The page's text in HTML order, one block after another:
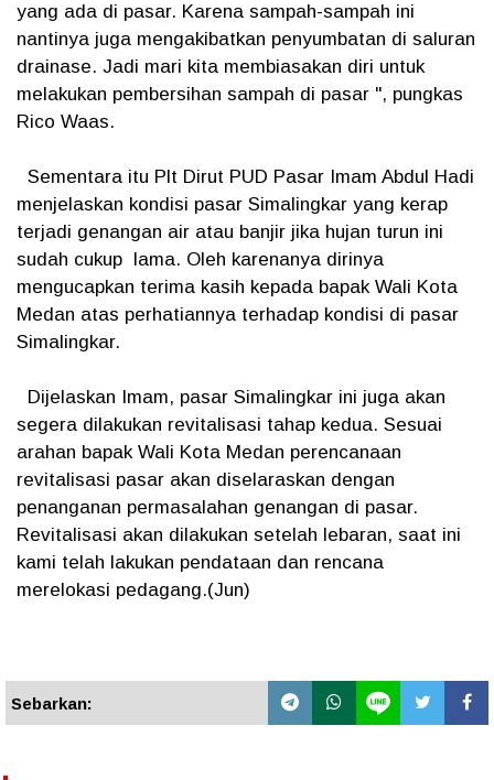
yang ada di pasar. Karena sampah-sampah ini
nantinya juga mengakibatkan penyumbatan di saluran
drainase. Jadi mari kita membiasakan diri untuk
melakukan pembersihan sampah di pasar ", pungkas
Rico Waas.
Sementara itu Plt Dirut PUD Pasar Imam Abdul Hadi
menjelaskan kondisi pasar Simalingkar yang kerap
terjadi genangan air atau banjir jika hujan turun ini
sudah cukup lama. Oleh karenanya dirinya
mengucapkan terima kasih kepada bapak Wali Kota
Medan atas perhatiannya terhadap kondisi di pasar
Simalingkar.
Dijelaskan Imam, pasar Simalingkar ini juga akan
segera dilakukan revitalisasi tahap kedua. Sesuai
arahan bapak Wali Kota Medan perencanaan
revitalisasi pasar akan diselaraskan dengan
penanganan permasalahan genangan di pasar.
Revitalisasi akan dilakukan setelah lebaran, saat ini
kami telah lakukan pendataan dan rencana
merelokasi pedagang.(Jun)
Sebarkan: